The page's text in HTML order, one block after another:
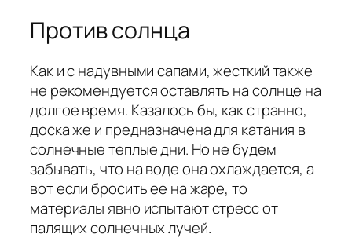
Против солнца
Как и с надувными сапами, жесткий также
не рекомендуется оставлять на солнце на
долгое время. Казалось бы, как странно,
доска же и предназначена для катания в
солнечные теплые дни. Но не будем
забывать, что на воде она охлаждается, а
вот если бросить ее на жаре, то
материалы явно испытают стресс от
палящих солнечных лучей.